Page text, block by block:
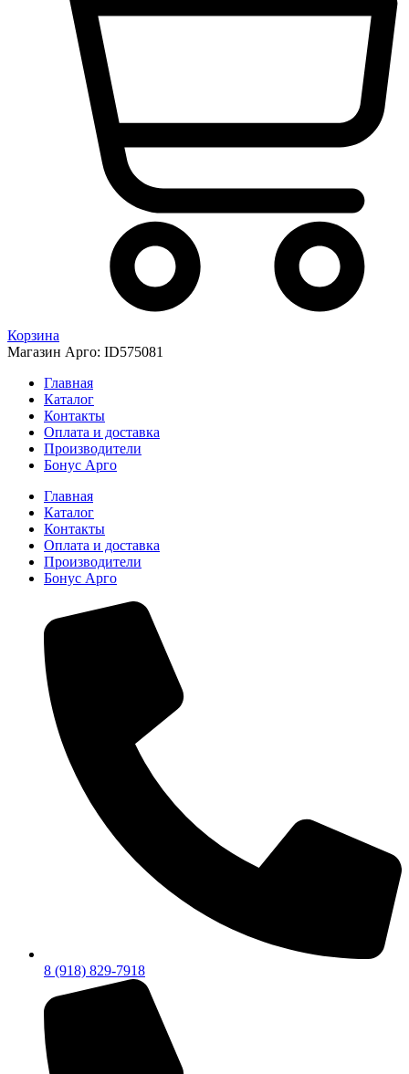
Корзина
Магазин Арго: ID575081
Главная
Каталог
Контакты
Оплата и доставка
Производители
Бонус Арго
Главная
Каталог
Контакты
Оплата и доставка
Производители
Бонус Арго
8 (918) 829-7918